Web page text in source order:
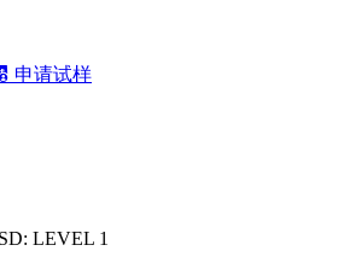
申请试样
LEVEL 1